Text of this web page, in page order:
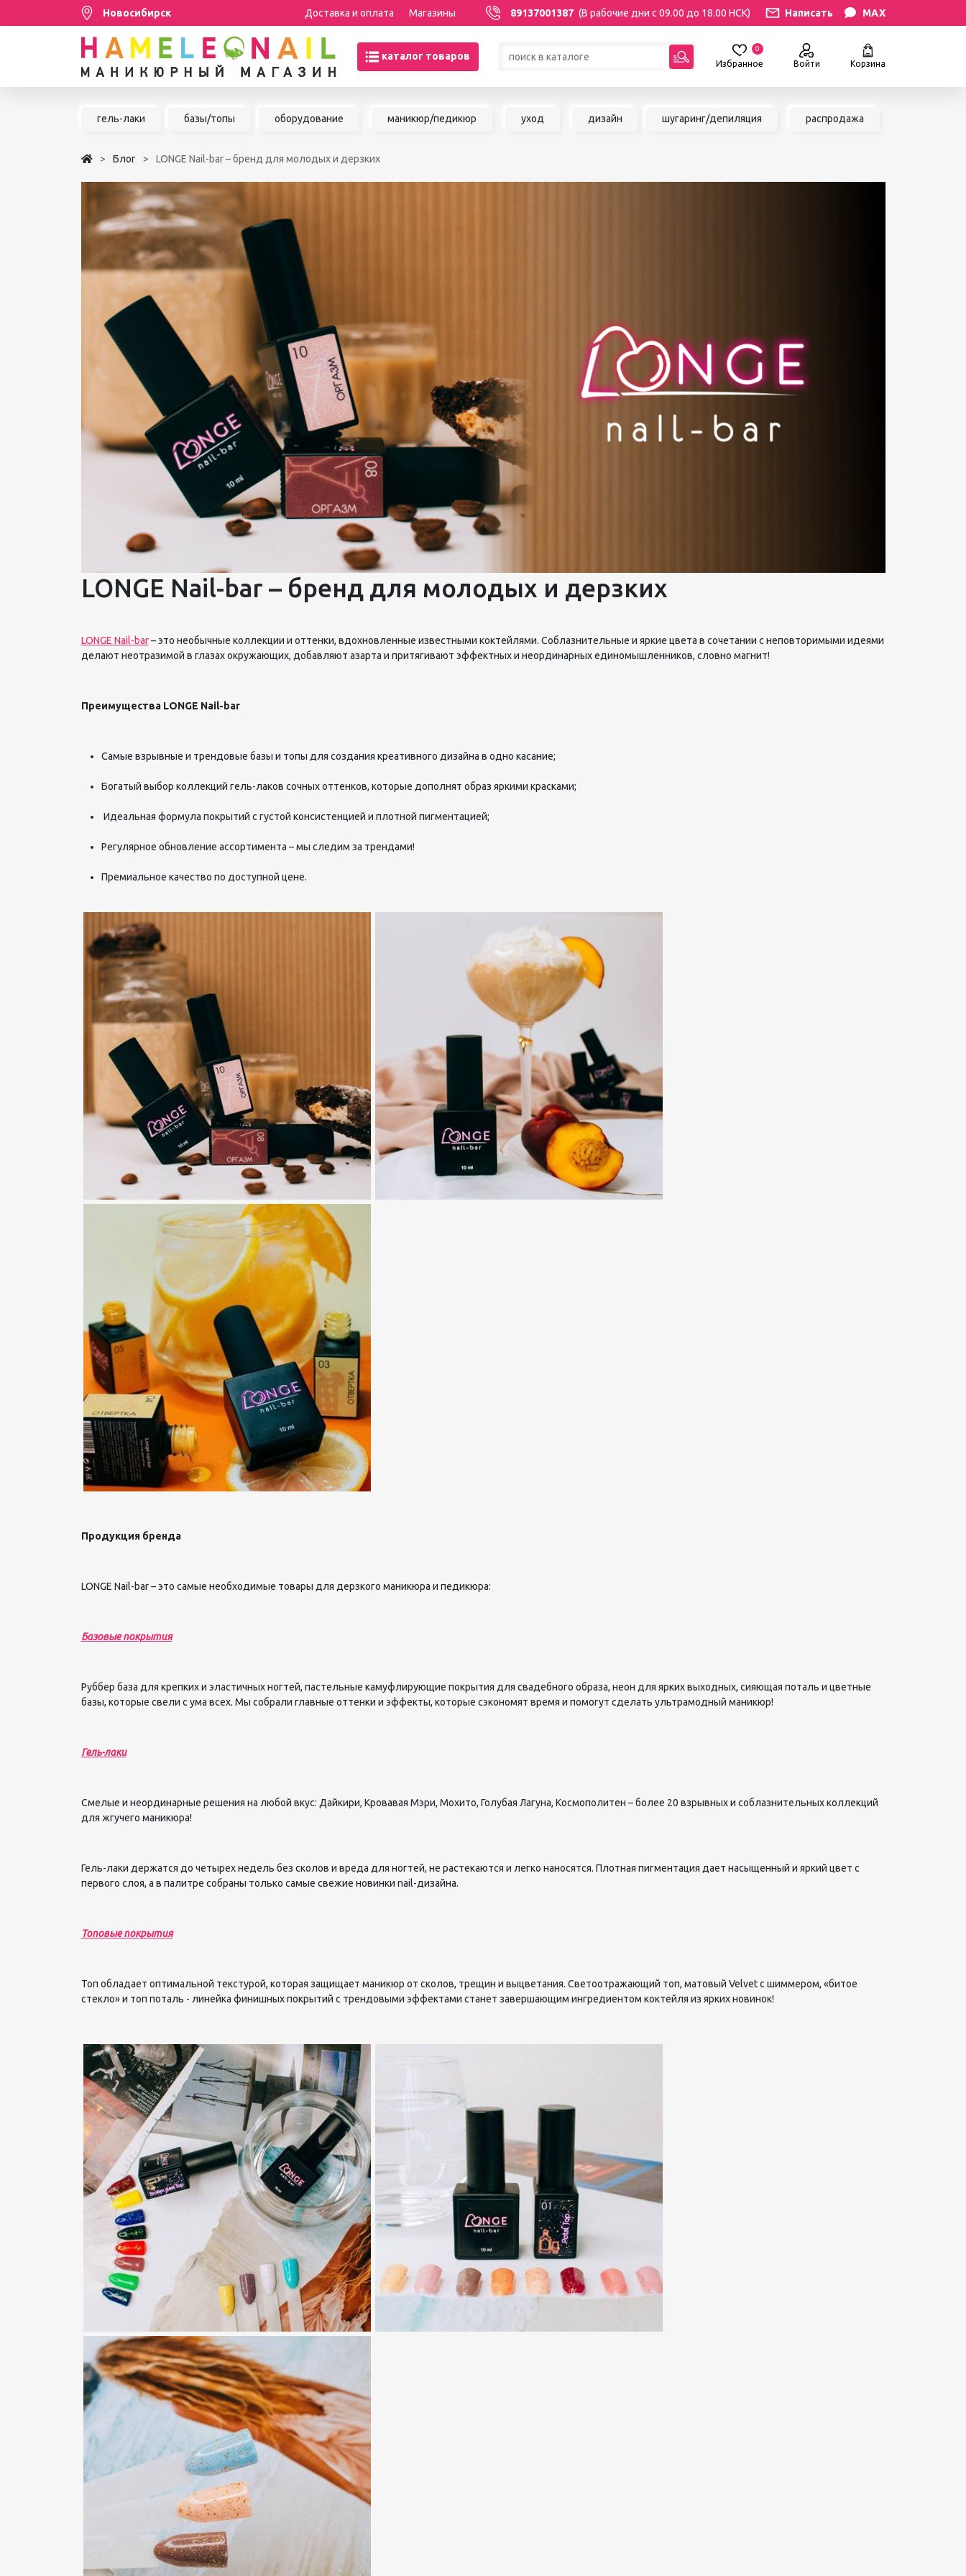
Новосибирск Доставка и оплата Магазины 89137001387 (В рабочие дни с 09.00 до 18.00 НСК) Написать MAX
каталог товаров
Избранное
0
Войти Корзина
Распродажа
НАРАЩИВАНИЕ РЕСНИЦ
ШУГАРИНГ/ДЕПИЛЯЦИЯ
УХОД
АКСЕССУАРЫ
БРЕНДЫ
Товары со скидками по категориям:
Аксессуары для мастеров
педикюра
Кисти
Лак для ногтей
Лампы для сушки ногтей
Лечение и уход за кутикулой и
Пилки для ногтей
Полигели
Расходные материалы
Средства для кислотного и
щелочного педикюра
Оборудование
для наращивания ресниц
Уход за руками и ногами
гель-лаки базы/топы оборудование маникюр/педикюр уход дизайн шугаринг/депиляция распродажа
Блог LONGE Nail-bar – бренд для молодых и дерзких
LONGE Nail-bar – бренд для молодых и дерзких
LONGE Nail-bar – это необычные коллекции и оттенки, вдохновленные известными коктейлями. Соблазнительные и яркие цвета в сочетании с неповторимыми идеями
делают неотразимой в глазах окружающих, добавляют азарта и притягивают эффектных и неординарных единомышленников, словно магнит!
Преимущества LONGE Nail-bar
Самые взрывные и трендовые базы и топы для создания креативного дизайна в одно касание;
Богатый выбор коллекций гель-лаков сочных оттенков, которые дополнят образ яркими красками;
Идеальная формула покрытий с густой консистенцией и плотной пигментацией;
Регулярное обновление ассортимента – мы следим за трендами!
Премиальное качество по доступной цене.
Продукция бренда
LONGE Nail-bar – это самые необходимые товары для дерзкого маникюра и педикюра:
Базовые покрытия
Руббер база для крепких и эластичных ногтей, пастельные камуфлирующие покрытия для свадебного образа, неон для ярких выходных, сияющая поталь и цветные
базы, которые свели с ума всех. Мы собрали главные оттенки и эффекты, которые сэкономят время и помогут сделать ультрамодный маникюр!
Гель-лаки
Смелые и неординарные решения на любой вкус: Дайкири, Кровавая Мэри, Мохито, Голубая Лагуна, Космополитен – более 20 взрывных и соблазнительных коллекций
для жгучего маникюра!
Гель-лаки держатся до четырех недель без сколов и вреда для ногтей, не растекаются и легко наносятся. Плотная пигментация дает насыщенный и яркий цвет с
первого слоя, а в палитре собраны только самые свежие новинки nail-дизайна.
Топовые покрытия
Топ обладает оптимальной текстурой, которая защищает маникюр от сколов, трещин и выцветания. Светоотражающий топ, матовый Velvetс шиммером, «битое
стекло» и топ поталь - линейка финишных покрытий с трендовыми эффектами станет завершающим ингредиентом коктейля из ярких новинок!